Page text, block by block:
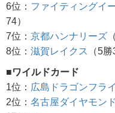
6位： ファイティングイ
74）
7位： 京都ハンナリーズ
8位： 滋賀レイクス （5
■ワイルドカード
1位： 広島ドラゴンフラ
2位： 名古屋ダイヤモン